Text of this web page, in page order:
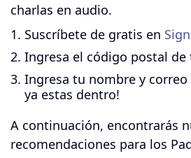
charlas en audio.
Suscríbete de gratis en
Ingresa el código postal
Ingresa tu nombre y correo
ya estas dentro!
A continuación, encontrarás
recomendaciones para los